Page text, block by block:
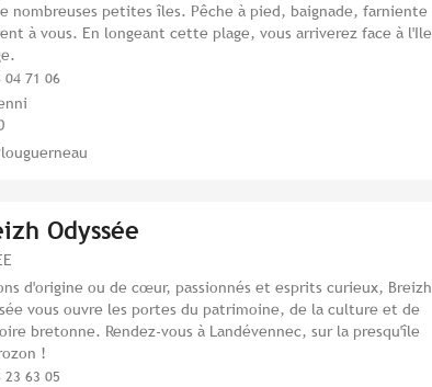
nombreuses petites îles. Pêche à pied, baignade, farniente
à vous. En longeant cette plage, vous arriverez face à l'Ile
04 71 06
Odyssée
d'origine ou de cœur, passionnés et esprits curieux, Breizh
vous ouvre les portes du patrimoine, de la culture et de
bretonne. Rendez-vous à Landévennec, sur la presqu'île
!
23 63 05